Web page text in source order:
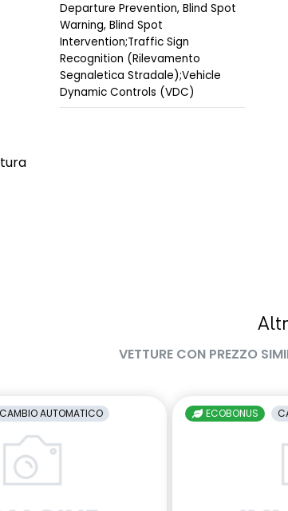
Departure Prevention, Blind Spot
Warning, Blind Spot
Intervention;Traffic Sign
Recognition (Rilevamento
Segnaletica Stradale);Vehicle
Dynamic Controls (VDC)
VETTURE CON PREZZO
CAMBIO AUTOMATICO ECOBONUS